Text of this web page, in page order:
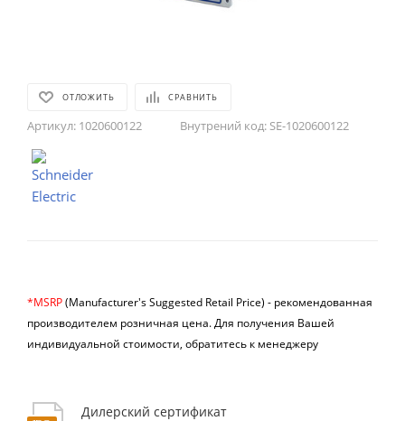
ОТЛОЖИТЬ СРАВНИТЬ
Артикул: 1020600122 Внутрений код: SE-1020600122
*MSRP(Manufacturer's Suggested Retail Price) - рекомендованная
производителем розничная цена.Для получения Вашей
индивидуальной стоимости, обратитесь к менеджеру
Дилерский сертификат